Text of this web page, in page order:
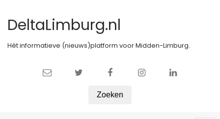
DeltaLimburg.nl
Hèt informatieve (nieuws)platform voor Midden-Limburg.
Zoeken